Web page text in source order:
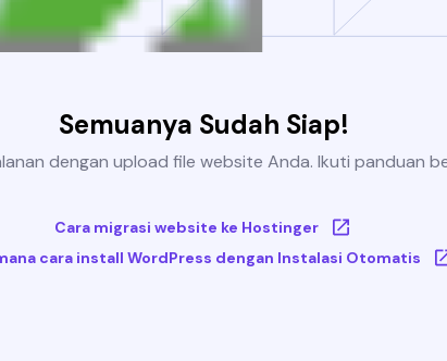
Semuanya Sudah Siap!
dengan upload file website Anda. Ikuti panduan
Cara migrasi website ke Hostinger
cara install WordPress dengan Instalasi Otomatis